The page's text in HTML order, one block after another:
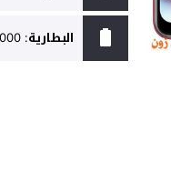
البطارية:4000 ملي